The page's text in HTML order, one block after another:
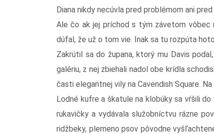
Diana nikdy necúvla pred problémom ani
Ale čo ak jej príchod s tým závetom vôbec
dúfal, že už o tom vie. Inak sa tu rozpúta
Zakrútil sa do župana, ktorý mu Davis
galériu, z nej zbiehali nadol obe krídla
časti elegantnej vily na Cavendish Square.
Lodné kufre a škatule na klobúky sa vŕšili
rukavičky a vydávala služobníctvu rázne
ridžbeky, plemeno psov pôvodne